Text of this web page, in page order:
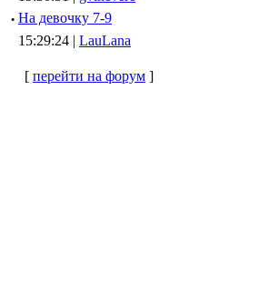
· Hа девочку 7-9
15:29:24 | LauLana
[ перейти на форум ]